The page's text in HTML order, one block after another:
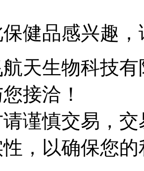
健品感兴趣
天生物科技有
接洽！
谨慎交易，
，以确保您